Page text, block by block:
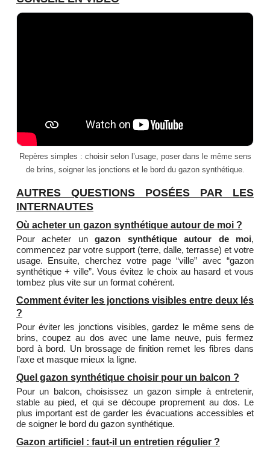
Repères simples : choisir selon l’usage, poser dans le même sens
de brins, soigner les jonctions et le bord du gazon synthétique.
AUTRES QUESTIONS POSÉES PAR LES
INTERNAUTES
Où acheter un gazon synthétique autour de moi ?
Pour acheter ungazon synthétique autour de moi,
commencez par votre support (terre, dalle, terrasse) et votre
usage. Ensuite, cherchez votre page “ville” avec “gazon
synthétique + ville”. Vous évitez le choix au hasard et vous
tombez plus vite sur un format cohérent.
Comment éviter les jonctions visibles entre deux lés
?
Pour éviter les jonctions visibles, gardez le même sens de
brins, coupez au dos avec une lame neuve, puis fermez
bord à bord. Un brossage de finition remet les fibres dans
l’axe et masque mieux la ligne.
Quel gazon synthétique choisir pour un balcon ?
Pour un balcon, choisissez un gazon simple à entretenir,
stable au pied, et qui se découpe proprement au dos. Le
plus important est de garder les évacuations accessibles et
de soigner le bord du gazon synthétique.
Gazon artificiel : faut-il un entretien régulier ?